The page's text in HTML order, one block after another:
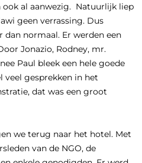
al aanwezig. Natuurlijk liep
geen verrassing. Dus
normaal. Er werden een
Jonazio, Rodney, mr.
Paul bleek een hele goede
veel gesprekken in het
dat was een groot
we terug naar het hotel. Met
van de NGO, de